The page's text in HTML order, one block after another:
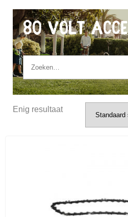
80 Volt
Enig resultaat